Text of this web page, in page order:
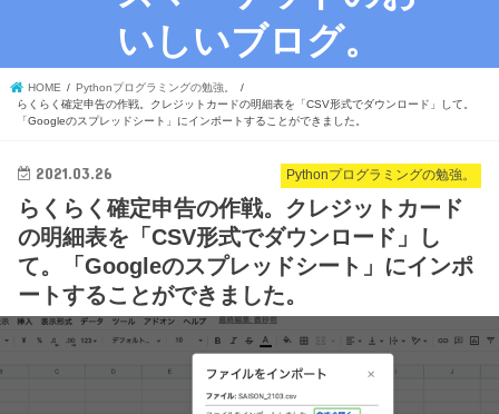
いしいブログ。
HOME
Pythonプログラミングの勉強。
らくらく確定申告の作戦。クレジットカードの明細表を「CSV形式でダウンロード」して。
「Googleのスプレッドシート」にインポートすることができました。
Pythonプログラミングの勉強。
2021.03.26
らくらく確定申告の作戦。クレジットカード
の明細表を「CSV形式でダウンロード」し
て。「Googleのスプレッドシート」にインポ
ートすることができました。